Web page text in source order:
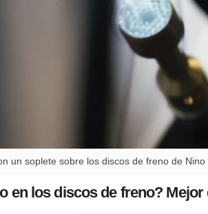
un soplete sobre los discos de freno de
en los discos de freno?